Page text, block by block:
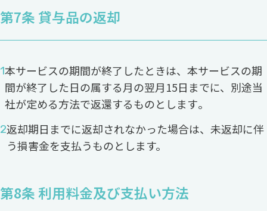
第7条 貸与品の返却
本サービスの期間が終了したときは、本サービスの期
間が終了した日の属する月の翌月15日までに、別途当
社が定める方法で返還するものとします｡
返却期日までに返却されなかった場合は、未返却に伴
う損害金を支払うものとします。
第8条 利用料金及び支払い方法